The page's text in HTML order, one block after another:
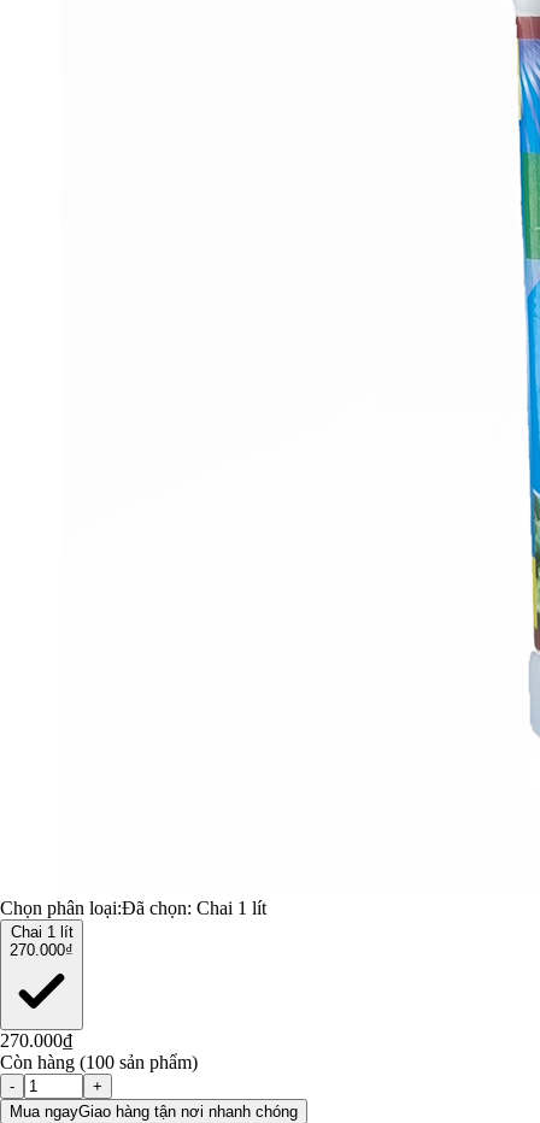
Chọn phân loại:Đã chọn: Chai 1 lít
Chai 1 lít
270.000₫
270.000₫
Còn hàng (100 sản phẩm)
-
+
Mua ngayGiao hàng tận nơi nhanh chóng